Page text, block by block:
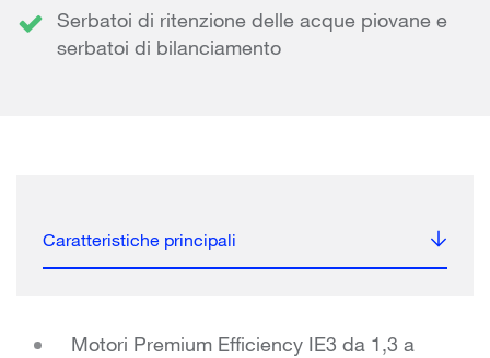
Serbatoi di ritenzione delle acque piovane e
serbatoi di bilanciamento
Caratteristiche principali
Motori Premium Efficiency IE3 da 1,3 a